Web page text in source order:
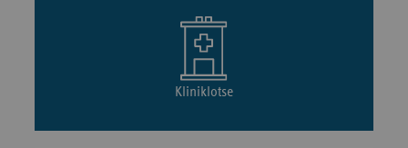
Kliniklotse